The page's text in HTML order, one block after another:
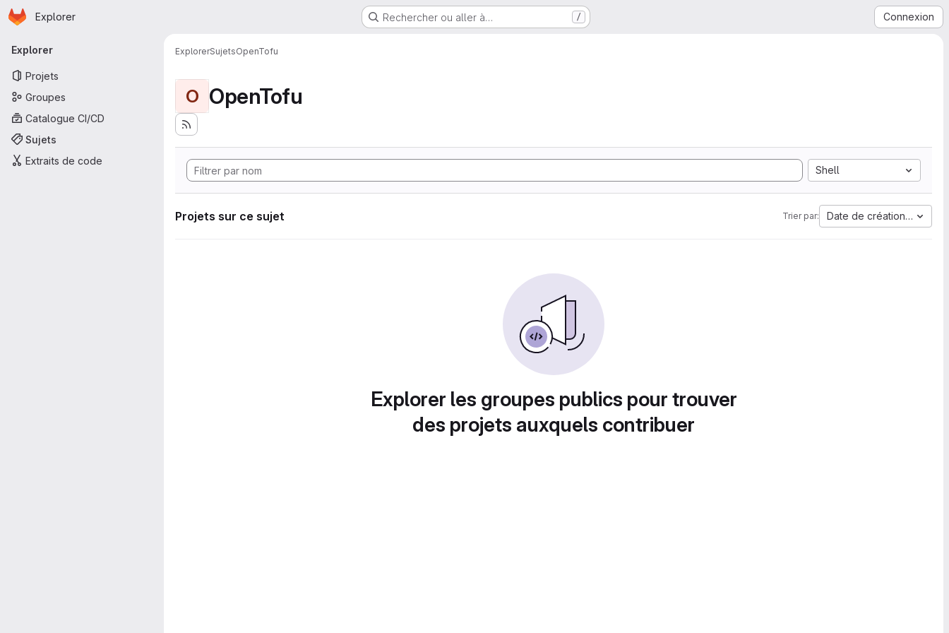
Passer au contenu principal
Page d'accueil
Explorer Rechercher ou aller à… / Connexion
Navigation principale
Explorer
Projets
Groupes
Catalogue CI/CD
Sujets
Extraits de code
ExplorerSujetsOpenTofu
O OpenTofu
Shell
Projets sur ce sujet Trier par: Date de création la plus
Explorer les groupes publics pour trouver
des projets auxquels contribuer